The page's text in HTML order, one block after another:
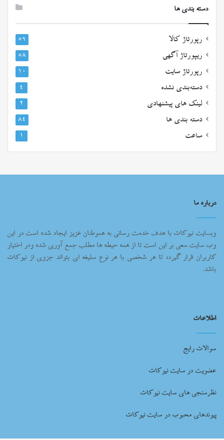
دسته بندی ها
رپورتاژ کالا ۵۹
ریپورتاژ آگهی ۵۸
رپورتاژ سایت ۱۰
دسته‌بندی نشده ۴
لینک های پیشنهادی ۲
دسته بندی ها ۸۴
ساعت ۱
درباره ما
وبسایت نیوکات با هدف خدمت رسانی به هموطنان عزیز ایجاد شده است در این
وب سایت سعی بر این است تا از همه حیطه ها مطلب جمع آوری شده ودر اختیار
کاربران قرار گیرد، تا هر شخصی با هر نوع سلیغه ای بتواند جزوی از نیوکات
باشد.
اطلاعات
سوالات رایج
عضویت در سایت نیوکات
نظرسنجی های سایت نیوکات
پیوندهای محبوب در سایت نیوکات